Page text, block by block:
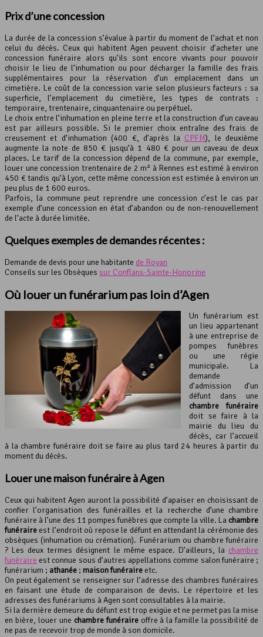
Prix d’une concession
La durée de la concession s’évalue à partir du moment de l’achat et non
celui du décès. Ceux qui habitent Agen peuvent choisir d’acheter une
concession funéraire alors qu’ils sont encore vivants pour pouvoir
choisir le lieu de l’inhumation ou pour décharger la famille des frais
supplémentaires pour la réservation d’un emplacement dans un
cimetière. Le coût de la concession varie selon plusieurs facteurs : sa
superficie, l’emplacement du cimetière, les types de contrats :
temporaire, trentenaire, cinquantenaire ou perpétuel.
Le choix entre l’inhumation en pleine terre et la construction d’un caveau
est par ailleurs possible. Si le premier choix entraîne des frais de
creusement et d’inhumation (400 €, d’après la CPFM), le deuxième
augmente la note de 850 € jusqu’à 1 480 € pour un caveau de deux
places. Le tarif de la concession dépend de la commune, par exemple,
louer une concession trentenaire de 2 m² à Rennes est estimé à environ
450 € tandis qu’à Lyon, cette même concession est estimée à environ un
peu plus de 1 600 euros.
Parfois, la commune peut reprendre une concession c’est le cas par
exemple d’une concession en état d’abandon ou de non-renouvellement
de l’acte à durée limitée.
Quelques exemples de demandes récentes :
Demande de devis pour une habitante de Royan
Conseils sur les Obsèques sur Conflans-Sainte-Honorine
Où louer un funérarium pas loin d’Agen
Un funérarium est
un lieu appartenant
à une entreprise de
pompes funèbres
ou une régie
municipale. La
demande
d’admission d’un
défunt dans une
chambre funéraire
doit se faire à la
mairie du lieu du
décès, car l’accueil
à la chambre funéraire doit se faire au plus tard 24 heures à partir du
moment du décès.
Louer une maison funéraire à Agen
Ceux qui habitent Agen auront la possibilité d’apaiser en choisissant de
confier l’organisation des funérailles et la recherche d’une chambre
funéraire à l’une des 11 pompes funèbres que compte la ville. La chambre
funéraire est l’endroit où repose le défunt en attendant la cérémonie des
obsèques (inhumation ou crémation). Funérarium ou chambre funéraire
? Les deux termes désignent le même espace. D’ailleurs, la chambre
funéraire est connue sous d’autres appellations comme salon funéraire ;
funérarium ; athanée ; maison funéraire etc.
On peut également se renseigner sur l’adresse des chambres funéraires
en faisant une étude de comparaison de devis. Le répertoire et les
adresses des funérariums à Agen sont consultables à la mairie.
Si la dernière demeure du défunt est trop exigüe et ne permet pas la mise
en bière, louer une chambre funéraireoffre à la famille la possibilité de
ne pas de recevoir trop de monde à son domicile.